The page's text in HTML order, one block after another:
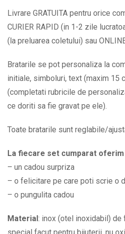
pictograma
Minnie
si
Micky
Mouse
quantity
Livrare GRATUITA pentru orice
CURIER RAPID (in 1-2 zile
(la preluarea coletului) sau
Bratarile se pot personaliza la
initiale, simboluri, text (maxim 15
(completati rubricile de
ce doriti sa fie gravat pe ele).
Toate bratarile sunt reglabile/
La fiecare set cumparat oferim
– un cadou surpriza
– o felicitare pe care poti scrie o
– o pungulita cadou
Material : inox (otel inoxidabil) de